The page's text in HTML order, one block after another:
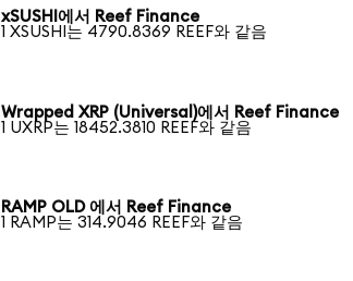
xSUSHI에서 Reef Finance
1 XSUSHI는 4790.8369 REEF와 같음
Wrapped XRP (Universal)에서 Reef Finance
1 UXRP는 18452.3810 REEF와 같음
RAMP OLD 에서 Reef Finance
1 RAMP는 314.9046 REEF와 같음